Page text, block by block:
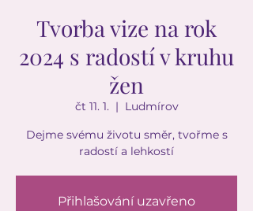
Tvorba vize na rok
2024 s radostí v kruhu
žen
čt 11. 1.
  |
Ludmírov
Dejme svému životu směr, tvořme s
radostí a lehkostí
Přihlašování uzavřeno